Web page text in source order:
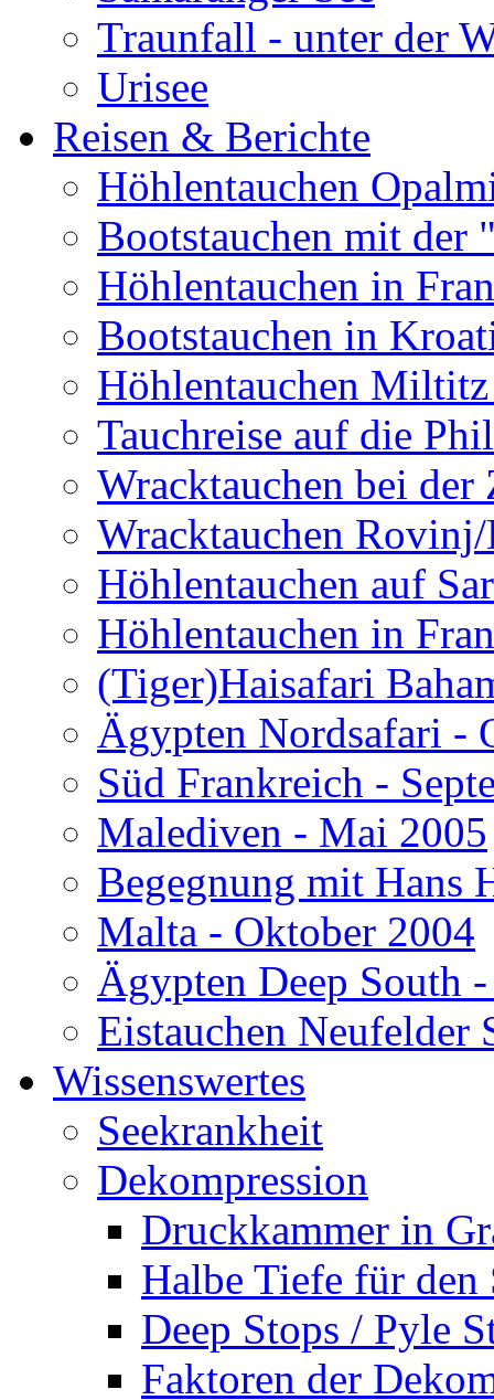
Traunfall - unter der
Urisee
Reisen & Berichte
Höhlentauchen
Bootstauchen mit
Höhlentauchen in
Bootstauchen in
Höhlentauchen
Tauchreise auf die
Wracktauchen bei der
Wracktauchen
Höhlentauchen auf
Höhlentauchen in
(Tiger)Haisafari
Ägypten Nordsafari -
Süd Frankreich -
Malediven - Mai 2005
Begegnung mit Hans
Malta - Oktober 2004
Ägypten Deep South
Eistauchen Neufelder
Wissenswertes
Seekrankheit
Dekompression
Druckkammer in
Halbe Tiefe für den
Deep Stops / Pyle
Faktoren der